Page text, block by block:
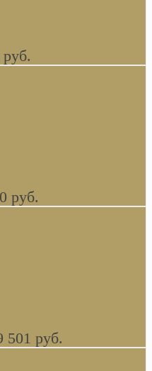
овальная
с рисунком синяя
руб.
дерева, светло
+ серебро
501 руб.